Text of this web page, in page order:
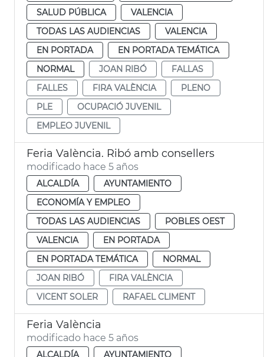
SALUD PÚBLICA
VALENCIA
TODAS LAS AUDIENCIAS
VALENCIA
EN PORTADA
EN PORTADA TEMÁTICA
NORMAL
JOAN RIBÓ
FALLAS
FALLES
FIRA VALÈNCIA
PLENO
PLE
OCUPACIÓ JUVENIL
EMPLEO JUVENIL
Feria València. Ribó amb consellers
modificado hace 5 años
ALCALDÍA
AYUNTAMIENTO
ECONOMÍA Y EMPLEO
TODAS LAS AUDIENCIAS
POBLES OEST
VALENCIA
EN PORTADA
EN PORTADA TEMÁTICA
NORMAL
JOAN RIBÓ
FIRA VALÈNCIA
VICENT SOLER
RAFAEL CLIMENT
Feria València
modificado hace 5 años
ALCALDÍA
AYUNTAMIENTO